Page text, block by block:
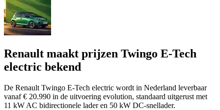
Renault maakt prijzen Twingo E-Tech
electric bekend
De Renault Twingo E-Tech electric wordt in Nederland leverbaar
vanaf € 20.990 in de uitvoering evolution, standaard uitgerust met
11 kW AC bidirectionele lader en 50 kW DC-snellader.